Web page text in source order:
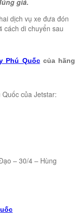
dịch vụ xe đưa đón
cách di chuyển sau
Phú Quốccủa hãng
của Jetstar:
– 30/4 – Hùng